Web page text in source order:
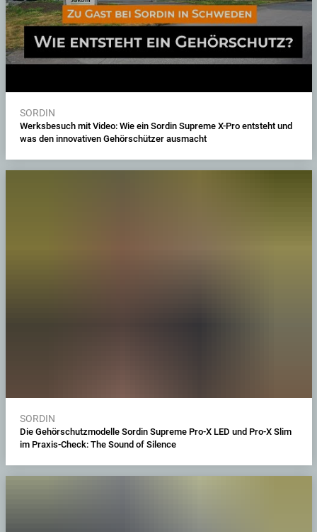
SORDIN
Werksbesuch mit Video: Wie ein Sordin Supreme X-Pro entsteht und
was den innovativen Gehörschützer ausmacht
SORDIN
Die Gehörschutzmodelle Sordin Supreme Pro-X LED und Pro-X Slim
im Praxis-Check: The Sound of Silence